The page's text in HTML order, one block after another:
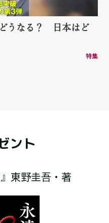
うなる？ 日本はど
特集
ント
東野圭吾・著